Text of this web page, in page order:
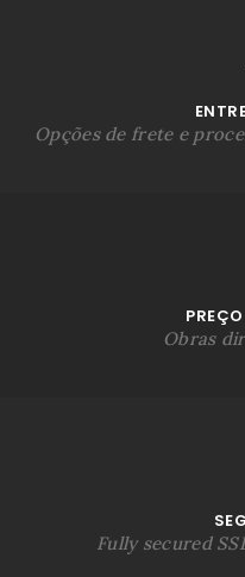
Opções de frete e
Obras
Fully secured